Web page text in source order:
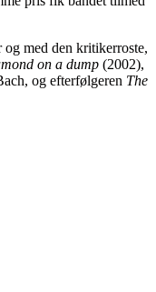
og med den kritikerroste,
on a dump (2002),
og efterfølgeren The